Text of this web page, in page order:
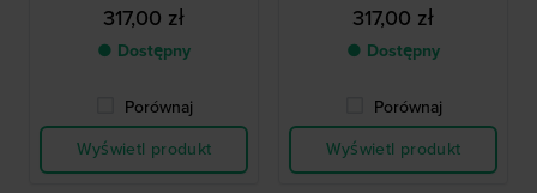
317,00 zł
● Dostępny
Porównaj
Wyświetl produkt
317,00 zł
● Dostępny
Porównaj
Wyświetl produkt